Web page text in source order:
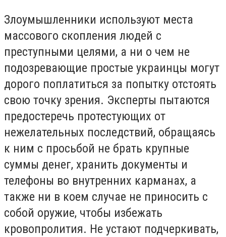
Злоумышленники используют места
массового скопления людей с
преступными целями, а ни о чем не
подозревающие простые украинцы могут
дорого поплатиться за попытку отстоять
свою точку зрения. Эксперты пытаются
предостеречь протестующих от
нежелательных последствий, обращаясь
к ним с просьбой не брать крупные
суммы денег, хранить документы и
телефоны во внутренних карманах, а
также ни в коем случае не приносить с
собой оружие, чтобы избежать
кровопролития. Не устают подчеркивать,